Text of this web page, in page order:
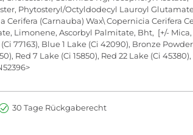
Phytosteryl/Octyldodecyl Lauroyl
(Carnauba) Wax\ Copernicia Cerifera
Limonene, Ascorbyl Palmitate, Bht, [+/- Mica,
77163), Blue 1 Lake (Ci 42090), Bronze
Red 7 Lake (Ci 15850), Red 22 Lake (Ci 45380),
30 Tage Rückgaberecht